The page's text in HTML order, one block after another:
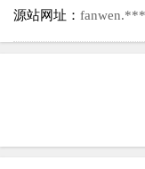
源站网址：